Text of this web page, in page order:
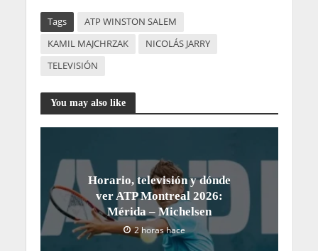
Tags
ATP WINSTON SALEM
KAMIL MAJCHRZAK
NICOLÁS JARRY
TELEVISIÓN
You may also like
Horario, televisión y dónde
ver ATP Montreal 2026:
Mérida – Michelsen
2 horas hace